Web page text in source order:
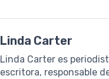
Linda Carter
Linda Carter es
escritora, responsable